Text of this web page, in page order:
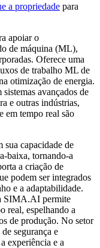
a propriedade para
apoiar o
de máquina (ML),
Oferece uma
de trabalho ML de
otimização de energia.
avançados de
e outras indústrias,
em tempo real são
capacidade de
baixa, tornando-a
a criação de
podem ser integrados
e a adaptabilidade.
SIMA.AI permite
real, espelhando a
de produção. No setor
segurança e
experiência e a